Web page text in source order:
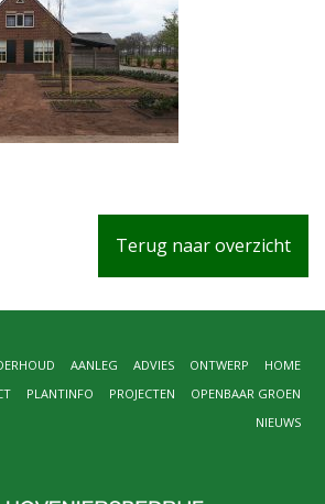
Terug naar overzicht
HOME
ONTWERP
ADVIES
AANLEG
OPENBAAR GROEN
PROJECTEN
PLANTINFO
NIEUWS